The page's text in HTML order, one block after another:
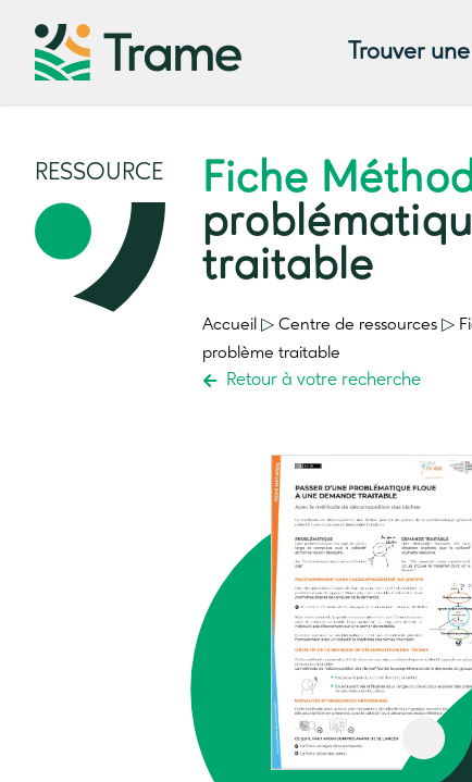
Trouver
RESSOURCE Fiche
traitable
Accueil ▷ Centre de ressources ▷
problème traitable
Retour à votre recherche